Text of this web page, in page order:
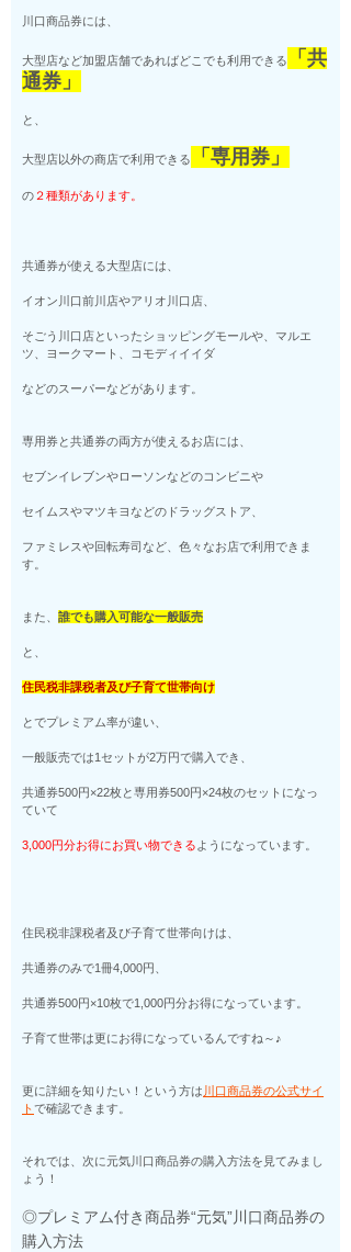
川口商品券には、
大型店など加盟店舗であればどこでも利用できる
「共
通券」
と、
大型店以外の商店で利用できる 「専用券」
の ２種類があります。
共通券が使える大型店には、
イオン川口前川店やアリオ川口店、
そごう川口店といったショッピングモールや、マルエ
ツ、ヨークマート、コモディイイダ
などのスーパーなどがあります。
専用券と共通券の両方が使えるお店には、
セブンイレブンやローソンなどのコンビニや
セイムスやマツキヨなどのドラッグストア、
ファミレスや回転寿司など、色々なお店で利用できま
す。
また、 誰でも購入可能な一般販売
と、
住民税非課税者及び子育て世帯向け
とでプレミアム率が違い、
一般販売では1セットが2万円で購入でき、
共通券500円×22枚と専用券500円×24枚のセットになっ
ていて
3,000円分お得にお買い物できる ようになっています。
住民税非課税者及び子育て世帯向けは、
共通券のみで1冊4,000円、
共通券500円×10枚で1,000円分お得になっています。
子育て世帯は更にお得になっているんですね～♪
更に詳細を知りたい！という方は 川口商品券の公式サイ
トで確認できます。
それでは、次に元気川口商品券の購入方法を見てみまし
ょう！
◎プレミアム付き商品券“元気”川口商品券の
購入方法